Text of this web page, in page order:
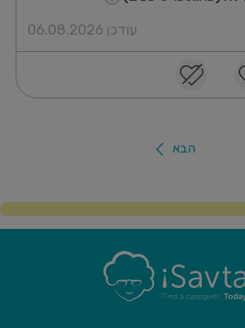
עודכן 06.08.2026
הבא